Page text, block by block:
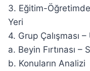
3. Eğitim-
Yeri
4. Grup Çalışması
a. Beyin Fırtınası –
b. Konuların Analizi